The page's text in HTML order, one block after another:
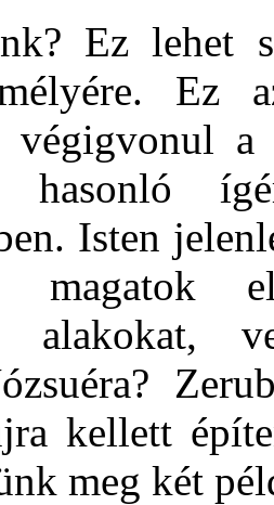
Ez lehet
Ez
a
Isten
magatok
alakokat,
kellett
meg két